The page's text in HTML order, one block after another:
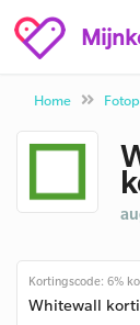
Home
Kortingscode: 6%
Whitewall